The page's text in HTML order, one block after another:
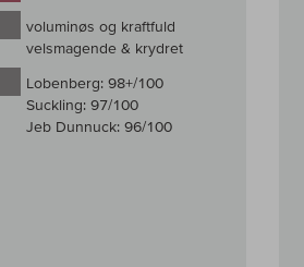
voluminøs og kraftfuld
velsmagende & krydret
Lobenberg: 98+/100
Suckling: 97/100
Jeb Dunnuck: 96/100